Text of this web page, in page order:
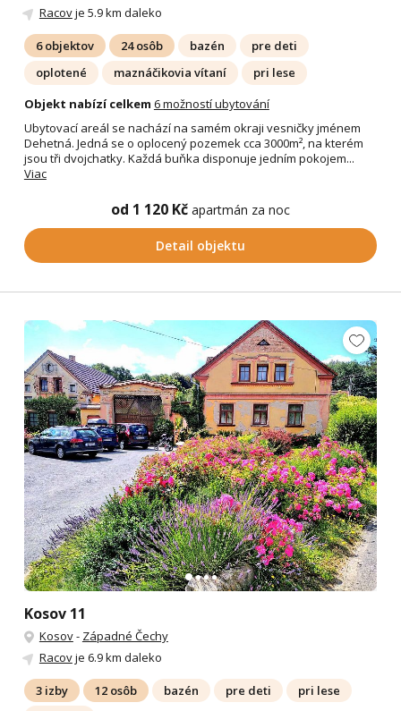
Racovje 5.9 km daleko
6 objektov 24 osôb bazén
pre deti
oplotené
maznáčikovia vítaní
pri lese
Objekt nabízí celkem 6 možností ubytování
Ubytovací areál se nachází na samém okraji vesničky jménem
Dehetná. Jedná se o oplocený pozemek cca 3000m², na kterém
jsou tři dvojchatky. Každá buňka disponuje jedním pokojem...
Viac
od 1 120 Kč apartmán za noc
Detail objektu
Kosov 11
Kosov- Západné Čechy
Racovje 6.9 km daleko
3 izby 12 osôb bazén pre deti
pri lese